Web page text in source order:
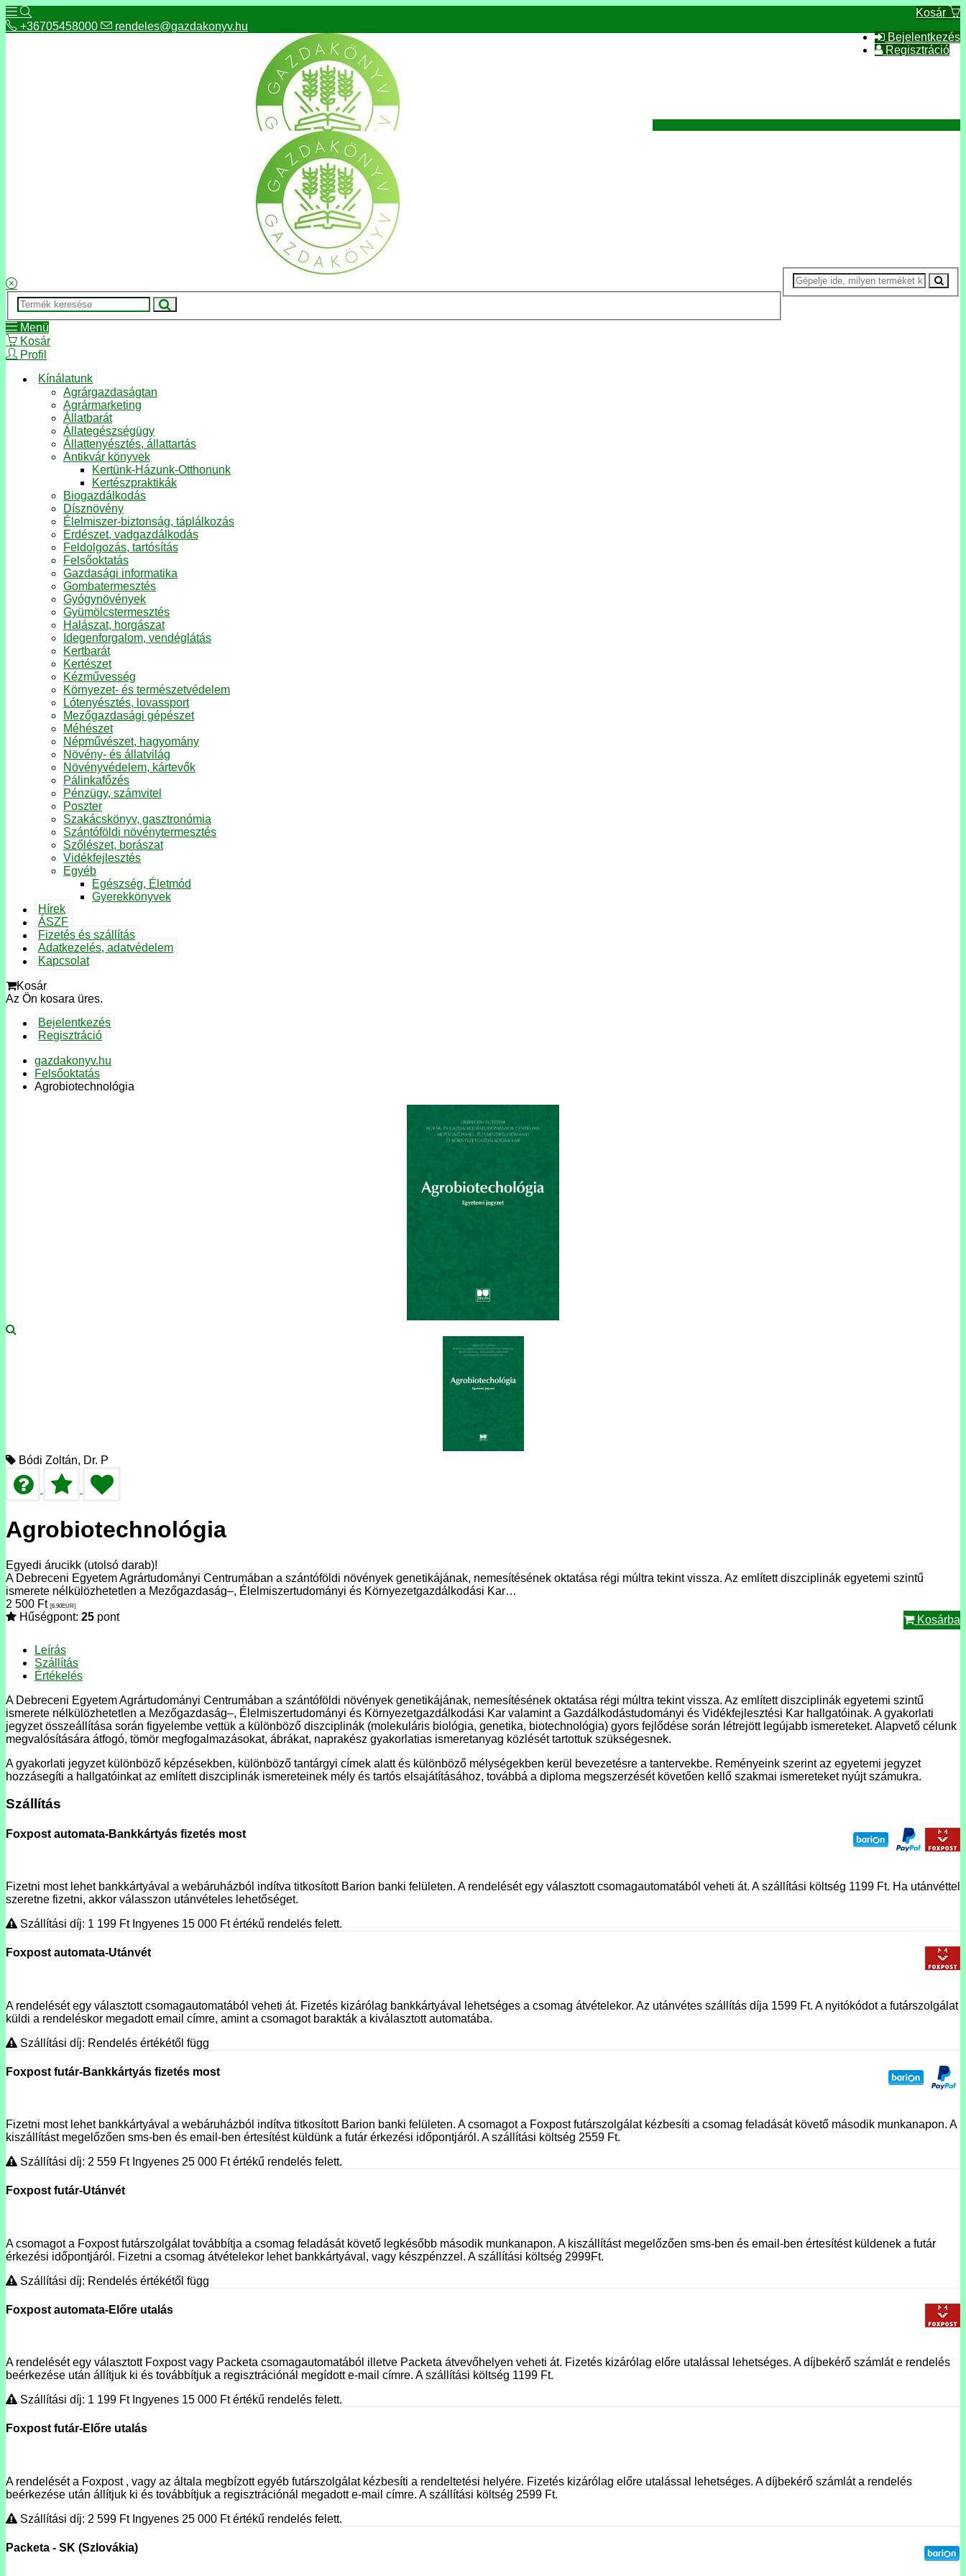
Kosár
Bejelentkezés
Regisztráció
+36705458000 rendeles@gazdakonyv.hu
Menü
Kosár
Profil
Kínálatunk
Agrárgazdaságtan
Agrármarketing
Állatbarát
Állategészségügy
Állattenyésztés, állattartás
Antikvár könyvek
Kertünk-Házunk-Otthonunk
Kertészpraktikák
Biogazdálkodás
Dísznövény
Élelmiszer-biztonság, táplálkozás
Erdészet, vadgazdálkodás
Feldolgozás, tartósítás
Felsőoktatás
Gazdasági informatika
Gombatermesztés
Gyógynövények
Gyümölcstermesztés
Halászat, horgászat
Idegenforgalom, vendéglátás
Kertbarát
Kertészet
Kézművesség
Környezet- és természetvédelem
Lótenyésztés, lovassport
Mezőgazdasági gépészet
Méhészet
Népművészet, hagyomány
Növény- és állatvilág
Növényvédelem, kártevők
Pálinkafőzés
Pénzügy, számvitel
Poszter
Szakácskönyv, gasztronómia
Szántóföldi növénytermesztés
Szőlészet, borászat
Vidékfejlesztés
Egyéb
Egészség, Életmód
Gyerekkönyvek
Hírek
ÁSZF
Fizetés és szállítás
Adatkezelés, adatvédelem
Kapcsolat
Kosár
Az Ön kosara üres.
Bejelentkezés
Regisztráció
gazdakonyv.hu
Felsőoktatás
Agrobiotechnológia
Bódi Zoltán, Dr. P
Agrobiotechnológia
Egyedi árucikk (utolsó darab)!
A Debreceni Egyetem Agrártudományi Centrumában a szántóföldi növények genetikájának, nemesítésének oktatása régi múltra tekint vissza. Az említett diszciplinák egyetemi szintű
ismerete nélkülözhetetlen a Mezőgazdaság–, Élelmiszertudományi és Környezetgazdálkodási Kar…
2 500 Ft [6.90EUR]
Hűségpont: 25 pont Kosárba
Leírás
Szállítás
Értékelés
A Debreceni Egyetem Agrártudományi Centrumában a szántóföldi növények genetikájának, nemesítésének oktatása régi múltra tekint vissza. Az említett diszciplinák egyetemi szintű
ismerete nélkülözhetetlen a Mezőgazdaság–, Élelmiszertudományi és Környezetgazdálkodási Kar valamint a Gazdálkodástudományi és Vidékfejlesztési Kar hallgatóinak. A gyakorlati
jegyzet összeállítása során figyelembe vettük a különböző diszciplinák (molekuláris biológia, genetika, biotechnológia) gyors fejlődése során létrejött legújabb ismereteket. Alapvető célunk
megvalósítására átfogó, tömör megfogalmazásokat, ábrákat, naprakész gyakorlatias ismeretanyag közlését tartottuk szükségesnek.
A gyakorlati jegyzet különböző képzésekben, különböző tantárgyi címek alatt és különböző mélységekben kerül bevezetésre a tantervekbe. Reményeink szerint az egyetemi jegyzet
hozzásegíti a hallgatóinkat az említett diszciplinák ismereteinek mély és tartós elsajátításához, továbbá a diploma megszerzését követően kellő szakmai ismereteket nyújt számukra.
Szállítás
Foxpost automata-Bankkártyás fizetés most
Fizetni most lehet bankkártyával a webáruházból indítva titkosított Barion banki felületen. A rendelését egy választott csomagautomatából veheti át. A szállítási költség 1199 Ft. Ha utánvéttel
szeretne fizetni, akkor válasszon utánvételes lehetőséget.
Szállítási díj: 1 199 Ft Ingyenes 15 000 Ftértékű rendelés felett.
Foxpost automata-Utánvét
A rendelését egy választott csomagautomatából veheti át. Fizetés kizárólag bankkártyával lehetséges a csomag átvételekor. Az utánvétes szállítás díja 1599 Ft. A nyitókódot a futárszolgálat
küldi a rendeléskor megadott email címre, amint a csomagot barakták a kiválasztott automatába.
Szállítási díj: Rendelés értékétől függ
Foxpost futár-Bankkártyás fizetés most
Fizetni most lehet bankkártyával a webáruházból indítva titkosított Barion banki felületen. A csomagot a Foxpost futárszolgálat kézbesíti a csomag feladását követő második munkanapon. A
kiszállítást megelőzően sms-ben és email-ben értesítést küldünk a futár érkezési időpontjáról. A szállítási költség 2559 Ft.
Szállítási díj: 2 559 Ft Ingyenes 25 000 Ftértékű rendelés felett.
Foxpost futár-Utánvét
A csomagot a Foxpost futárszolgálat továbbítja a csomag feladását követő legkésőbb második munkanapon. A kiszállítást megelőzően sms-ben és email-ben értesítést küldenek a futár
érkezési időpontjáról. Fizetni a csomag átvételekor lehet bankkártyával, vagy készpénzzel. A szállítási költség 2999Ft.
Szállítási díj: Rendelés értékétől függ
Foxpost automata-Előre utalás
A rendelését egy választott Foxpost vagy Packeta csomagautomatából illetve Packeta átvevőhelyen veheti át. Fizetés kizárólag előre utalással lehetséges. A díjbekérő számlát e rendelés
beérkezése után állítjuk ki és továbbítjuk a regisztrációnál megídott e-mail címre. A szállítási költség 1199 Ft.
Szállítási díj: 1 199 Ft Ingyenes 15 000 Ftértékű rendelés felett.
Foxpost futár-Előre utalás
A rendelését a Foxpost , vagy az általa megbízott egyéb futárszolgálat kézbesíti a rendeltetési helyére. Fizetés kizárólag előre utalással lehetséges. A díjbekérő számlát a rendelés
beérkezése után állítjuk ki és továbbítjuk a regisztrációnál megadott e-mail címre. A szállítási költség 2599 Ft.
Szállítási díj: 2 599 Ft Ingyenes 25 000 Ftértékű rendelés felett.
Packeta - SK (Szlovákia)